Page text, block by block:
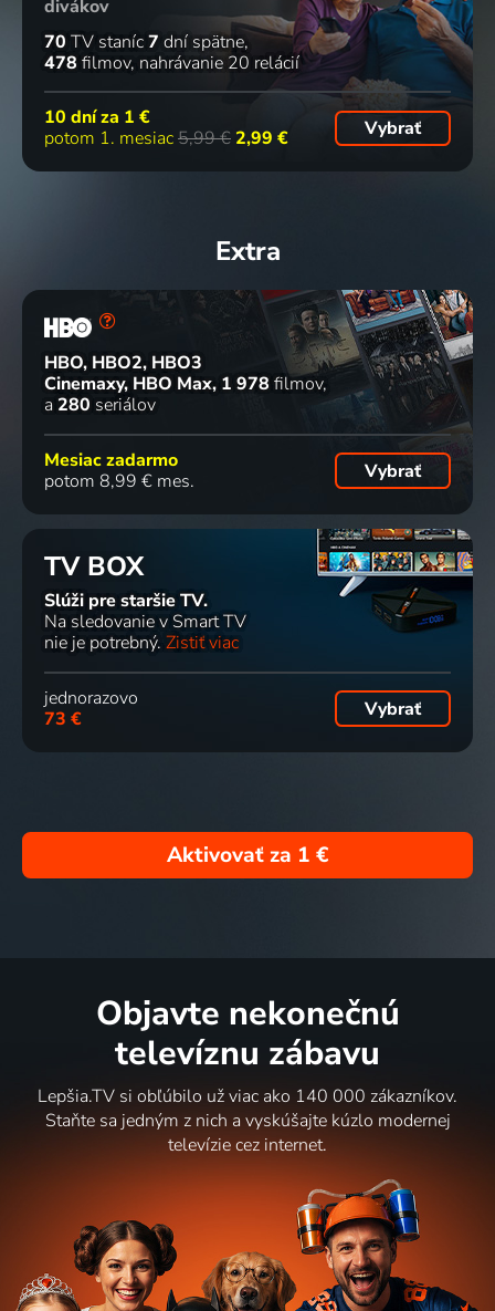
divákov
70 TV staníc7 dní spätne
478 filmov nahrávanie 20 relácií
10 dní za 1 €
potom 1. mesiac5,99 € 2,99 € Vybrať
Extra
HBO, HBO2, HBO3
Cinemaxy, HBO Max 1 978 filmov
a 280 seriálov
Mesiac zadarmo
potom 8,99 € mes.
Vybrať
TV BOX
Slúži pre staršie TV.
Na sledovanie v Smart TV
nie je potrebný. Zistiť viac
jednorazovo
73 €
Vybrať
Aktivovať za 1 €
Objavte nekonečnú
televíznu zábavu
Lepšia.TV si obľúbilo už viac ako 140 000 zákazníkov.
Staňte sa jedným z nich a vyskúšajte kúzlo modernej
televízie cez internet.